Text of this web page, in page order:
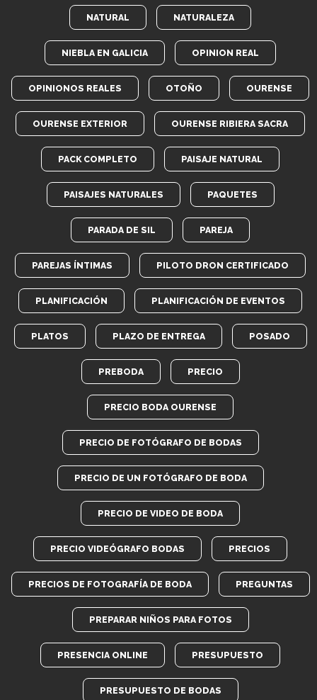
NATURAL NATURALEZA
NIEBLA EN GALICIA OPINION REAL
OPINIONOS REALES OTOÑO OURENSE
OURENSE EXTERIOR OURENSE RIBIERA SACRA
PACK COMPLETO PAISAJE NATURAL
PAISAJES NATURALES PAQUETES
PARADA DE SIL PAREJA
PAREJAS ÍNTIMAS PILOTO DRON CERTIFICADO
PLANIFICACIÓN PLANIFICACIÓN DE EVENTOS
PLATOS PLAZO DE ENTREGA POSADO
PREBODA PRECIO
PRECIO BODA OURENSE
PRECIO DE FOTÓGRAFO DE BODAS
PRECIO DE UN FOTÓGRAFO DE BODA
PRECIO DE VIDEO DE BODA
PRECIO VIDEÓGRAFO BODAS PRECIOS
PRECIOS DE FOTOGRAFÍA DE BODA PREGUNTAS
PREPARAR NIÑOS PARA FOTOS
PRESENCIA ONLINE PRESUPUESTO
PRESUPUESTO DE BODAS